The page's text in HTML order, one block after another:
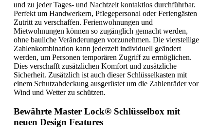
und zu jeder Tages- und Nachtzeit kontaktlos durchführbar.
Perfekt um Handwerkern, Pflegepersonal oder Feriengästen
Zutritt zu verschaffen. Ferienwohnungen und
Mietwohnungen können so zugänglich gemacht werden,
ohne bauliche Veränderungen vorzunehmen. Die vierstellige
Zahlenkombination kann jederzeit individuell geändert
werden, um Personen temporären Zugriff zu ermöglichen.
Dies verschafft zusätzlichen Komfort und zusätzliche
Sicherheit. Zusätzlich ist auch dieser Schlüsselkasten mit
einem Schutzabdeckung ausgerüstet um die Zahlenräder vor
Wind und Wetter zu schützen.
Bewährte Master Lock® Schlüsselbox mit
neuen Design Features